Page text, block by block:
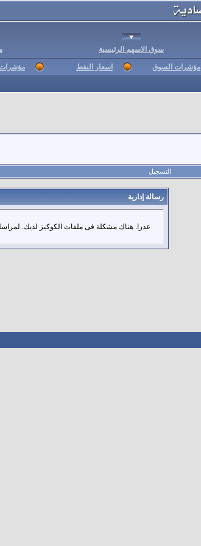
سوق الاسهم الرئيسية
مؤشرات السوق اسعار النفط مؤشرات
التسجيل
رسالة إدارية
عذرا. هناك مشكلة فى ملفات الكوكيز لديك.